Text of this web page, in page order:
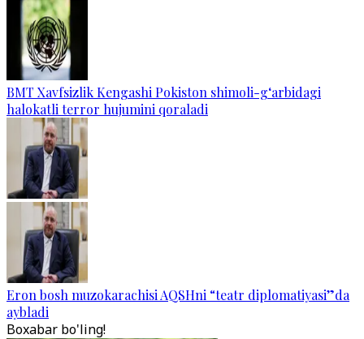
BMT Xavfsizlik Kengashi Pokiston shimoli-g‘arbidagi
halokatli terror hujumini qoraladi
Eron bosh muzokarachisi AQSHni “teatr diplomatiyasi”da
aybladi
Boxabar bo'ling!